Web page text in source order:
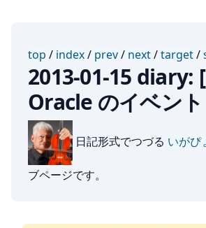
top / index/ prev/ next/target/
2013-01-15 diary:
Oracle のイベント
日記形式でつづる いがぴ
ブページです。